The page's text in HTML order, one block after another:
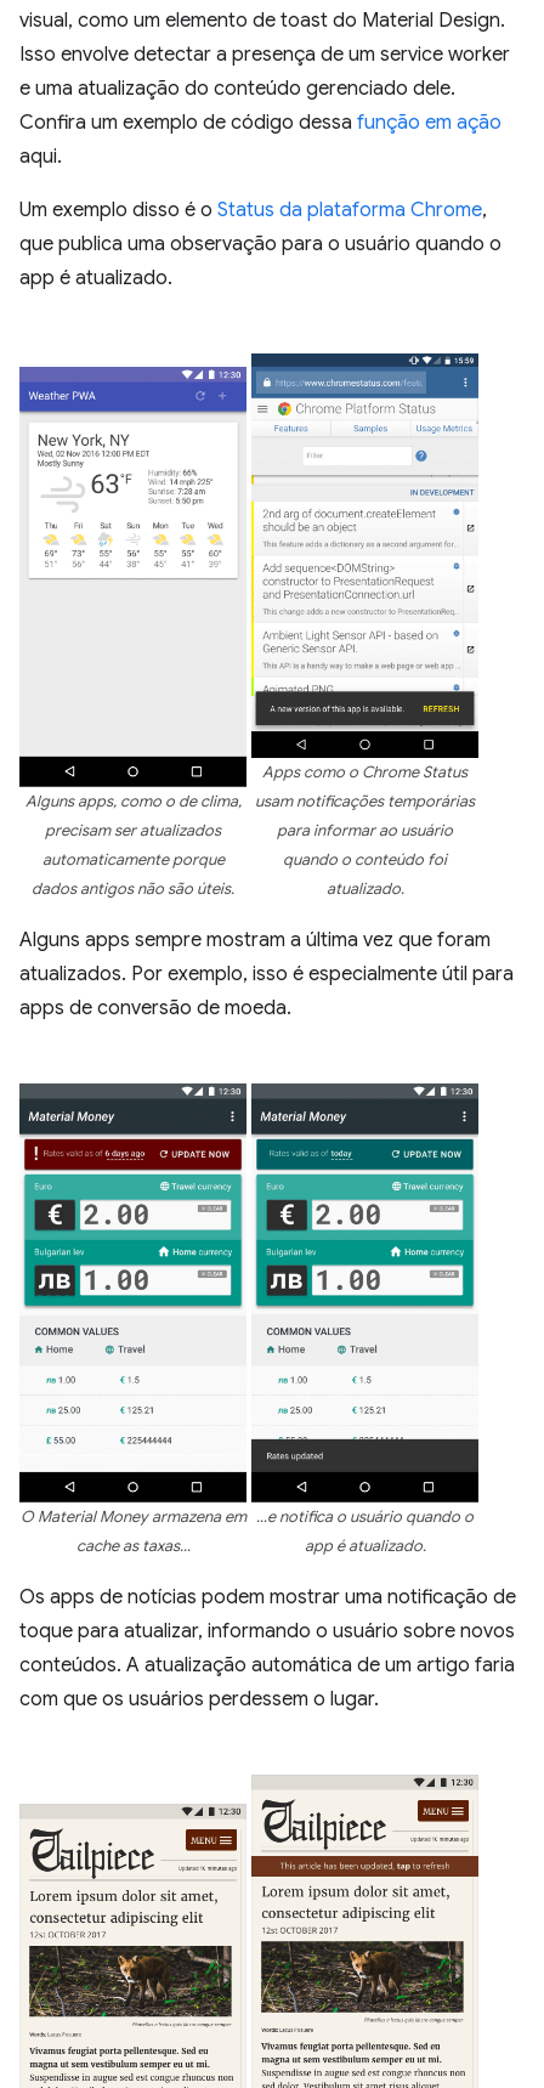
visual, como um elemento de toast do Material Design.
Isso envolve detectar a presença de um service worker
e uma atualização do conteúdo gerenciado dele.
Confira um exemplo de código dessa função em ação
aqui.
Um exemplo disso é o Status da plataforma Chrome,
que publica uma observação para o usuário quando o
app é atualizado.
Alguns apps, como o de clima,
precisam ser atualizados
automaticamente porque
dados antigos não são úteis.
Apps como o Chrome Status
usam notificações temporárias
para informar ao usuário
quando o conteúdo foi
atualizado.
Alguns apps sempre mostram a última vez que foram
atualizados. Por exemplo, isso é especialmente útil para
apps de conversão de moeda.
O Material Money armazena em
cache as taxas…
…e notifica o usuário quando o
app é atualizado.
Os apps de notícias podem mostrar uma notificação de
toque para atualizar, informando o usuário sobre novos
conteúdos. A atualização automática de um artigo faria
com que os usuários perdessem o lugar.